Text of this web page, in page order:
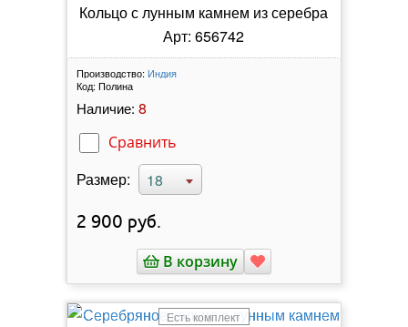
Кольцо с лунным камнем из серебра
Арт: 656742
Производство: Индия
Код: Полина
Наличие: 8
Сравнить
Размер: 18
2 900 руб.
В корзину
Есть комплект